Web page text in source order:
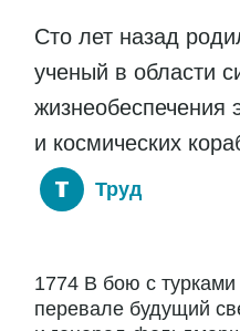
Сто лет назад
ученый в области
жизнеобеспечения
и космических
Труд
1774 В бою с
перевале будущий